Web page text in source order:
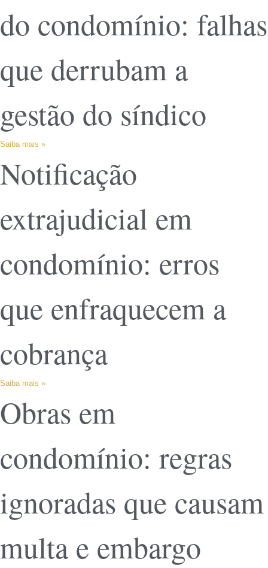
do condomínio: falhas
que derrubam a
gestão do síndico
Saiba mais »
Notificação
extrajudicial em
condomínio: erros
que enfraquecem a
cobrança
Saiba mais »
Obras em
condomínio: regras
ignoradas que causam
multa e embargo